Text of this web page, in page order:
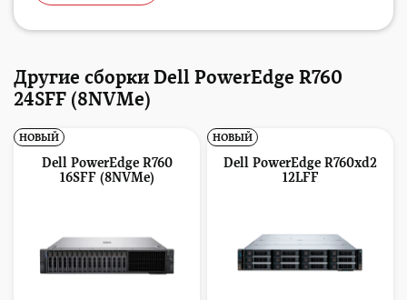
Другие сборки Dell PowerEdge R760
24SFF (8NVMe)
Dell PowerEdge R760
16SFF (8NVMe)
НОВЫЙ
Dell PowerEdge R760xd2
12LFF
НОВЫЙ